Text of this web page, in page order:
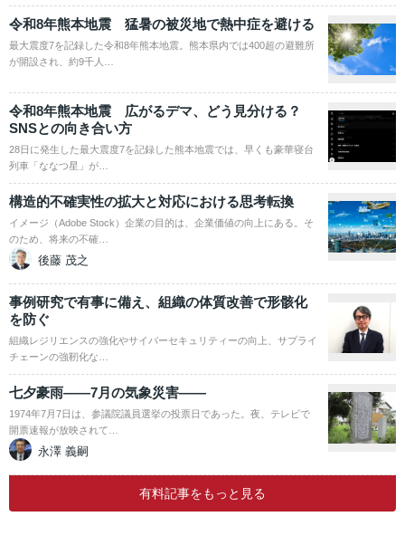
令和8年熊本地震 猛暑の被災地で熱中症を避ける
最大震度7を記録した令和8年熊本地震。熊本県内では400超の避難所
が開設され、約9千人…
令和8年熊本地震 広がるデマ、どう見分ける？
SNSとの向き合い方
28日に発生した最大震度7を記録した熊本地震では、早くも豪華寝台
列車「ななつ星」が…
構造的不確実性の拡大と対応における思考転換
イメージ（Adobe Stock）企業の目的は、企業価値の向上にある。そ
のため、将来の不確…
後藤 茂之
事例研究で有事に備え、組織の体質改善で形骸化
を防ぐ
組織レジリエンスの強化やサイバーセキュリティーの向上、サプライ
チェーンの強靭化な…
七夕豪雨――7月の気象災害――
1974年7月7日は、参議院議員選挙の投票日であった。夜、テレビで
開票速報が放映されて…
永澤 義嗣
有料記事をもっと見る